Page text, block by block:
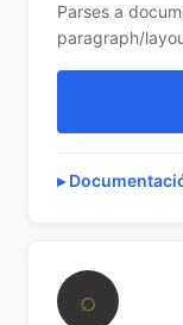
Parses a
paragraph/
⌕